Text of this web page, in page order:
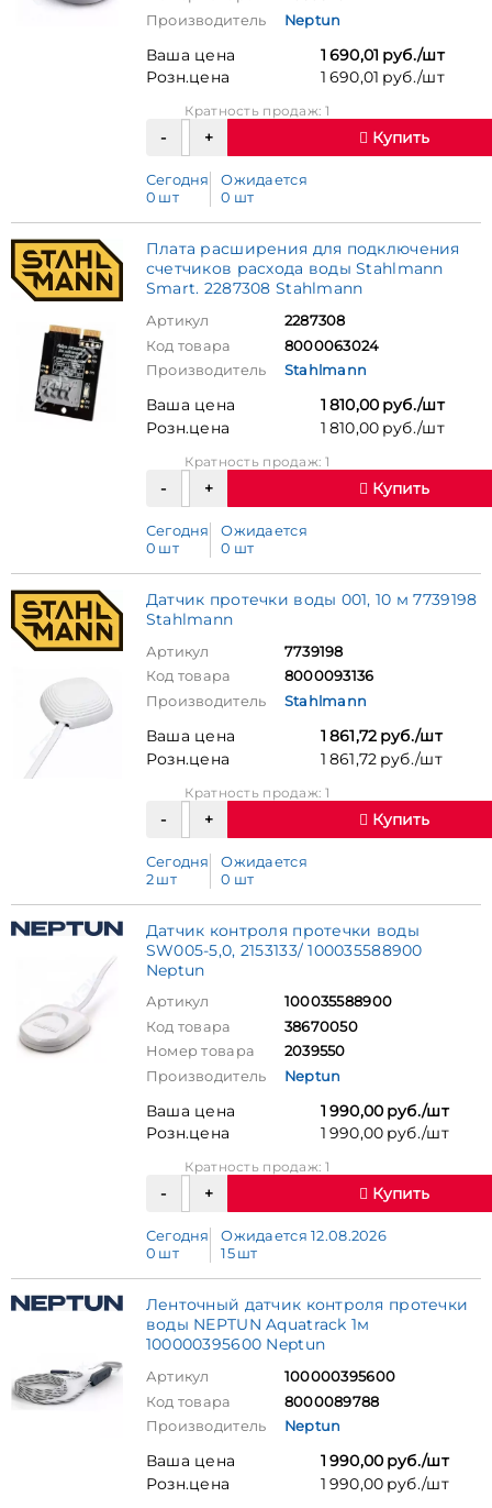
Производитель
Neptun
Ваша цена
1 690,01 руб./шт
Розн.цена
1 690,01 руб./шт
Кратность продаж: 1
Купить
Сегодня
0 шт
Ожидается
0 шт
Плата расширения для подключения
счетчиков расхода воды Stahlmann
Smart. 2287308 Stahlmann
Артикул
2287308
Код товара
8000063024
Производитель
Stahlmann
Ваша цена
1 810,00 руб./шт
Розн.цена
1 810,00 руб./шт
Кратность продаж: 1
Купить
Сегодня
0 шт
Ожидается
0 шт
Датчик протечки воды 001, 10 м 7739198
Stahlmann
Артикул
7739198
Код товара
8000093136
Производитель
Stahlmann
Ваша цена
1 861,72 руб./шт
Розн.цена
1 861,72 руб./шт
Кратность продаж: 1
Купить
Сегодня
2 шт
Ожидается
0 шт
Датчик контроля протечки воды
SW005-5,0, 2153133/ 100035588900
Neptun
Артикул
100035588900
Код товара
38670050
Номер товара
2039550
Производитель
Neptun
Ваша цена
1 990,00 руб./шт
Розн.цена
1 990,00 руб./шт
Кратность продаж: 1
Купить
Сегодня
0 шт
Ожидается 12.08.2026
15 шт
Ленточный датчик контроля протечки
воды NEPTUN Aquatrack 1м
100000395600 Neptun
Артикул
100000395600
Код товара
8000089788
Производитель
Neptun
Ваша цена
1 990,00 руб./шт
Розн.цена
1 990,00 руб./шт